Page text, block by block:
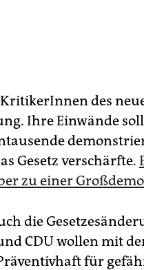
des
Ihre Einwände
Gesetz verschärfte.
zu einer
die
CDU wollen mit
für